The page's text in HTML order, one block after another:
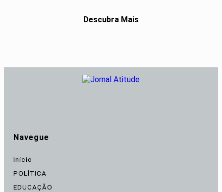
Descubra Mais
Navegue
Início
POLÍTICA
EDUCAÇÃO